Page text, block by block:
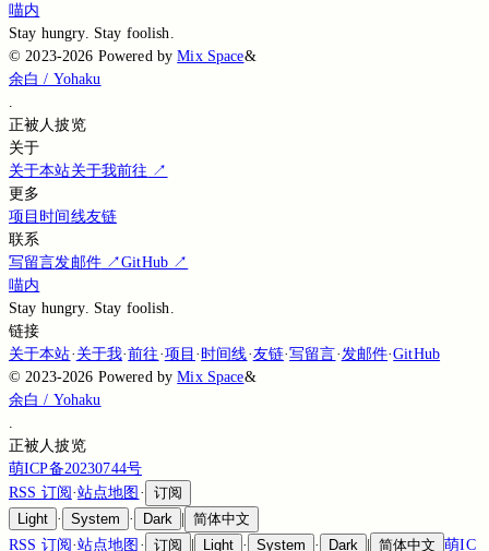
喵内
Stay hungry. Stay foolish.
© 2023-2026 Powered by Mix Space&
余白 / Yohaku
正被 人披览
关于
关于本站关于我前往 ↗
更多
项目 时间线友链
联系
写留言发邮件↗GitHub↗
喵内
Stay hungry. Stay foolish.
链接
关于本站· 关于我·前往 ·项目 · 时间线·友链·写留言· 发邮件·GitHub
© 2023-2026 Powered by Mix Space&
余白 / Yohaku
正被 人披览
萌ICP备20230744号
RSS 订阅·站点地图 ·
订阅
Light · System · Dark |
简体中文
RSS 订阅·站点地图 · 订阅 | Light · System · Dark | 简体中文 萌IC